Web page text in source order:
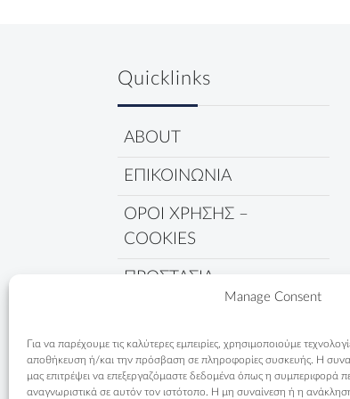
Manage Consent
Για να παρέχουμε τις καλύτερες εμπειρίες, χρησιμοποιούμε
αποθήκευση ή/και την πρόσβαση σε πληροφορίες συσκευής. Η
μας επιτρέψει να επεξεργαζόμαστε δεδομένα όπως η συμπεριφορά
αναγνωριστικά σε αυτόν τον ιστότοπο. Η μη συναίνεση ή η
Quicklinks
ABOUT
ΕΠΙΚΟΙΝΩΝΙΑ
ΟΡΟΙ ΧΡΗΣΗΣ –
COOKIES
ΠΡΟΣΤΑΣΙΑ
ΔΕΔΟΜΕΝΩΝ
ΠΟΛΙΤΙΚΗ COOKIES